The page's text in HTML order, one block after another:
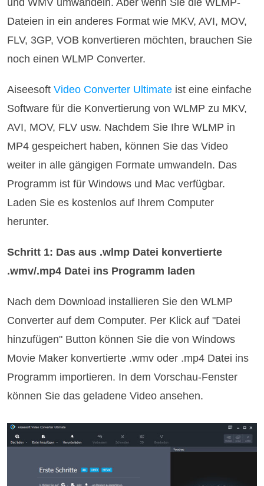
Dateien in ein anderes Format wie MKV, AVI, MOV,
FLV, 3GP, VOB konvertieren möchten, brauchen Sie
noch einen WLMP Converter.
AiseesoftVideo Converter Ultimate ist eine einfache
Software für die Konvertierung von WLMP zu MKV,
AVI, MOV, FLV usw. Nachdem Sie Ihre WLMP in
MP4 gespeichert haben, können Sie das Video
weiter in alle gängigen Formate umwandeln. Das
Programm ist für Windows und Mac verfügbar.
Laden Sie es kostenlos auf Ihrem Computer
herunter.
Schritt 1: Das aus .wlmp Datei konvertierte
.wmv/.mp4 Datei ins Programm laden
Nach dem Download installieren Sie den WLMP
Converter auf dem Computer. Per Klick auf "Datei
hinzufügen" Button können Sie die von Windows
Movie Maker konvertierte .wmv oder .mp4 Datei ins
Programm importieren. In dem Vorschau-Fenster
können Sie das geladene Video ansehen.